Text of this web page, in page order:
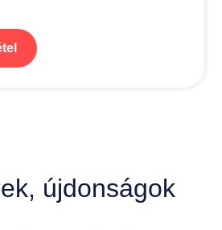
újdonságok